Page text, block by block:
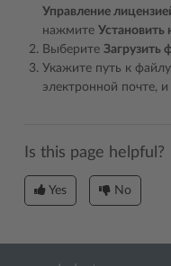
Управление
нажмите Установить
Выберите Загрузить
Укажите путь к
электронной почте,
Is this page helpful?
Yes No